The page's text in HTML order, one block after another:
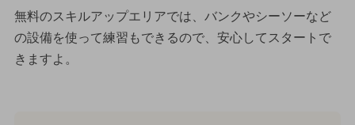
無料のスキルアップエリアでは、バンクやシーソーなど
の設備を使って練習もできるので、安心してスタートで
きますよ。